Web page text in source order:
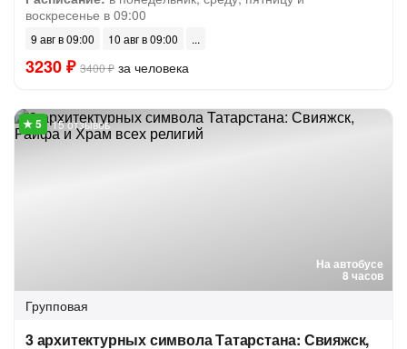
воскресенье в 09:00
9 авг в 09:00 10 авг в 09:00
3230 ₽ 3400 ₽ за человека
На автобусе
8 часов
15 отзывов
Групповая
3 архитектурных символа Татарстана: Свияжск,